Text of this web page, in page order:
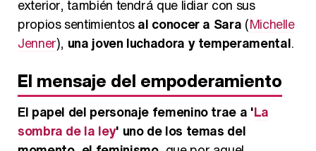
exterior, también tendrá que lidiar con sus
propios sentimientosal conocer a Sara (Michelle
Jenner), una joven luchadora y temperamental.
El mensaje del empoderamiento
El papel del personaje femenino trae a 'La
sombra de la ley' uno de los temas del